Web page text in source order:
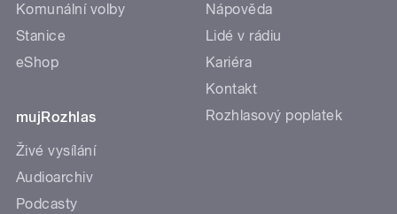
Komunální volby
Stanice
eShop
mujRozhlas
Živé vysílání
Audioarchiv
Podcasty
Nápověda
Lidé v rádiu
Kariéra
Kontakt
Rozhlasový poplatek